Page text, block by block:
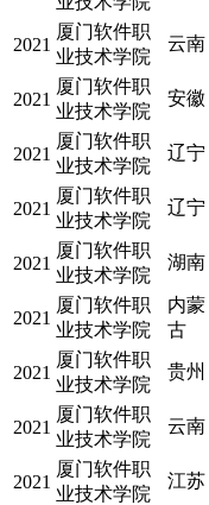
2021
厦门软件职
业技术学院
云南
2021
厦门软件职
业技术学院
安徽
2021
厦门软件职
业技术学院
辽宁
2021
厦门软件职
业技术学院
辽宁
2021
厦门软件职
业技术学院
湖南
2021
厦门软件职
业技术学院
内蒙
古
2021
厦门软件职
业技术学院
贵州
2021
厦门软件职
业技术学院
云南
2021
厦门软件职
业技术学院
江苏